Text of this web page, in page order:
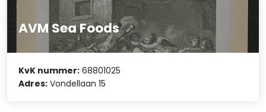
AVM Sea Foods
KvK nummer: 68801025
Adres: Vondellaan 15